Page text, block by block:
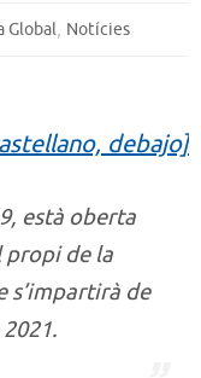
Global, Notícies
debajo]
està oberta
de la
s’impartirà de